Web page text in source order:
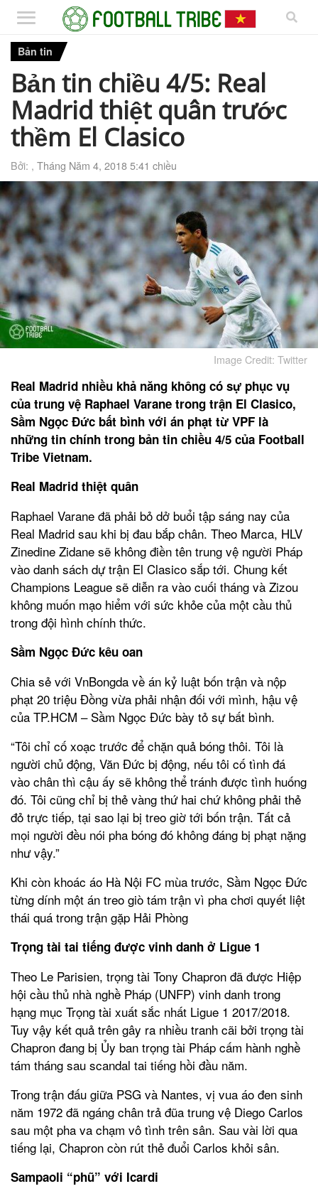
Bản tin
Bản tin chiều 4/5: Real
Madrid thiệt quân trước
thềm El Clasico
Bởi: , Tháng Năm 4, 2018 5:41 chiều
Image Credit: Twitter
Real Madrid nhiều khả năng không có sự phục vụ
của trung vệ Raphael Varane trong trận El Clasico,
Sầm Ngọc Đức bất bình với án phạt từ VPF là
những tin chính trong bản tin chiều 4/5 của Football
Tribe Vietnam.
Real Madrid thiệt quân
Raphael Varane đã phải bỏ dở buổi tập sáng nay của
Real Madrid sau khi bị đau bắp chân. Theo Marca, HLV
Zinedine Zidane sẽ không điền tên trung vệ người Pháp
vào danh sách dự trận El Clasico sắp tới. Chung kết
Champions League sẽ diễn ra vào cuối tháng và Zizou
không muốn mạo hiểm với sức khỏe của một cầu thủ
trong đội hình chính thức.
Sầm Ngọc Đức kêu oan
Chia sẻ với VnBongda về án kỷ luật bốn trận và nộp
phạt 20 triệu Đồng vừa phải nhận đối với mình, hậu vệ
của TP.HCM – Sầm Ngọc Đức bày tỏ sự bất bình.
“Tôi chỉ cố xoạc trước để chặn quả bóng thôi. Tôi là
người chủ động, Văn Đức bị động, nếu tôi cố tình đá
vào chân thì cậu ấy sẽ không thể tránh được tình huống
đó. Tôi cũng chỉ bị thẻ vàng thứ hai chứ không phải thẻ
đỏ trực tiếp, tại sao lại bị treo giờ tới bốn trận. Tất cả
mọi người đều nói pha bóng đó không đáng bị phạt nặng
như vậy.”
Khi còn khoác áo Hà Nội FC mùa trước, Sầm Ngọc Đức
từng dính một án treo giò tám trận vì pha chơi quyết liệt
thái quá trong trận gặp Hải Phòng
Trọng tài tai tiếng được vinh danh ở Ligue 1
Theo Le Parisien, trọng tài Tony Chapron đã được Hiệp
hội cầu thủ nhà nghề Pháp (UNFP) vinh danh trong
hạng mục Trọng tài xuất sắc nhất Ligue 1 2017/2018.
Tuy vậy kết quả trên gây ra nhiều tranh cãi bởi trọng tài
Chapron đang bị Ủy ban trọng tài Pháp cấm hành nghề
tám tháng sau scandal tai tiếng hồi đầu năm.
Trong trận đấu giữa PSG và Nantes, vị vua áo đen sinh
năm 1972 đã ngáng chân trả đũa trung vệ Diego Carlos
sau một pha va chạm vô tình trên sân. Sau vài lời qua
tiếng lại, Chapron còn rút thẻ đuổi Carlos khỏi sân.
Sampaoli “phũ” với Icardi